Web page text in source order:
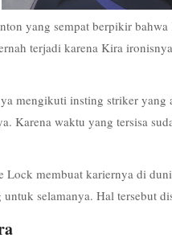
yang sempat berpikir
terjadi karena Kira
mengikuti insting striker
Karena waktu yang tersisa
membuat kariernya di
untuk selamanya. Hal tersebut